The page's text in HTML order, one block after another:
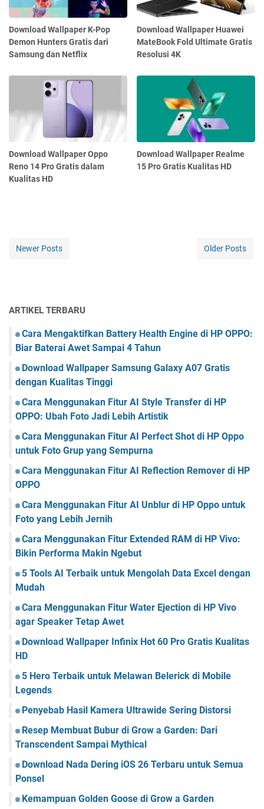
Download Wallpaper K-Pop
Demon Hunters Gratis dari
Samsung dan Netflix
Download Wallpaper Huawei
MateBook Fold Ultimate Gratis
Resolusi 4K
Download Wallpaper Oppo
Reno 14 Pro Gratis dalam
Kualitas HD
Download Wallpaper Realme
15 Pro Gratis Kualitas HD
Newer Posts Older Posts
ARTIKEL TERBARU
Cara Mengaktifkan Battery Health Engine di HP OPPO:
Biar Baterai Awet Sampai 4 Tahun
Download Wallpaper Samsung Galaxy A07 Gratis
dengan Kualitas Tinggi
Cara Menggunakan Fitur AI Style Transfer di HP
OPPO: Ubah Foto Jadi Lebih Artistik
Cara Menggunakan Fitur AI Perfect Shot di HP Oppo
untuk Foto Grup yang Sempurna
Cara Menggunakan Fitur AI Reflection Remover di HP
OPPO
Cara Menggunakan Fitur AI Unblur di HP Oppo untuk
Foto yang Lebih Jernih
Cara Menggunakan Fitur Extended RAM di HP Vivo:
Bikin Performa Makin Ngebut
5 Tools AI Terbaik untuk Mengolah Data Excel dengan
Mudah
Cara Menggunakan Fitur Water Ejection di HP Vivo
agar Speaker Tetap Awet
Download Wallpaper Infinix Hot 60 Pro Gratis Kualitas
HD
5 Hero Terbaik untuk Melawan Belerick di Mobile
Legends
Penyebab Hasil Kamera Ultrawide Sering Distorsi
Resep Membuat Bubur di Grow a Garden: Dari
Transcendent Sampai Mythical
Download Nada Dering iOS 26 Terbaru untuk Semua
Ponsel
Kemampuan Golden Goose di Grow a Garden